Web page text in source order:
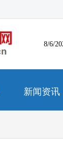
8/6/
新闻资讯